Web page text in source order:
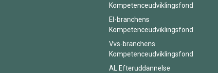
Kompetenceudviklingsfond
El-branchens
Kompetenceudviklingsfond
Vvs-branchens
Kompetenceudviklingsfond
AL Efteruddannelse